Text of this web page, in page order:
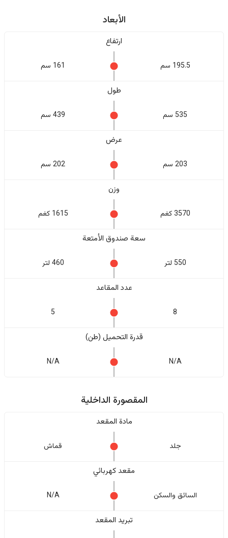
الأبعاد
ارتفاع
195.5 سم 161 سم
طول
535 سم 439 سم
عرض
203 سم 202 سم
وزن
3570 كغم 1615 كغم
سعة صندوق الأمتعة
550 لتر 460 لتر
عدد المقاعد
8
5
قدرة التحميل (طن)
N/A
N/A
المقصورة الداخلية
مادة المقعد
جلد قماش
مقعد كهربائي
السائق والسکن N/A
تبريد المقعد